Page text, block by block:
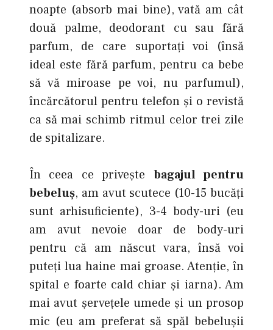
noapte (absorb mai bine), vată am cât
două palme, deodorant cu sau fără
parfum, de care suportaţi voi (însă
ideal este fără parfum, pentru ca bebe
să vă miroase pe voi, nu parfumul),
încărcătorul pentru telefon şi o revistă
ca să mai schimb ritmul celor trei zile
de spitalizare.
În ceea ce priveşte bagajul pentru
bebeluş, am avut scutece (10-15 bucăţi
sunt arhisuficiente), 3-4 body-uri (eu
am avut nevoie doar de body-uri
pentru că am născut vara, însă voi
puteţi lua haine mai groase. Atenţie, în
spital e foarte cald chiar şi iarna). Am
mai avut şerveţele umede şi un prosop
mic (eu am preferat să spăl bebeluşii